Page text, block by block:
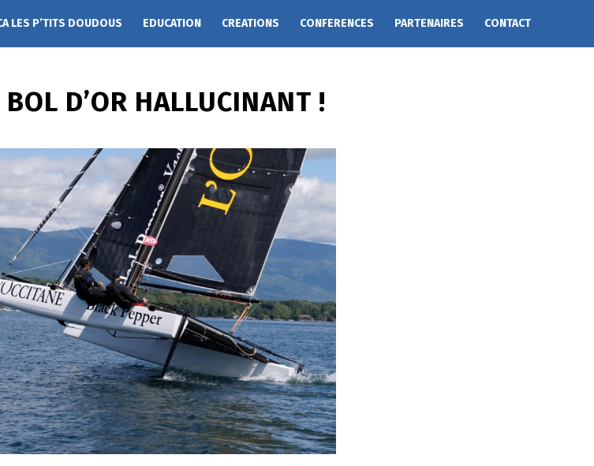
LES P’TITS DOUDOUS EDUCATION CREATIONS CONFERENCES PARTENAIRES CONTACT
D’OR HALLUCINANT !